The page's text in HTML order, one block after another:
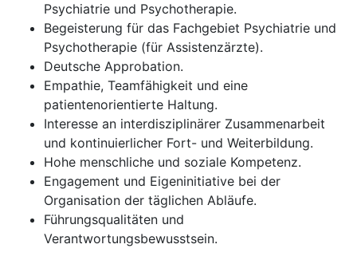
Psychiatrie und Psychotherapie.
Begeisterung für das Fachgebiet Psychiatrie und
Psychotherapie (für Assistenzärzte).
Deutsche Approbation.
Empathie, Teamfähigkeit und eine
patientenorientierte Haltung.
Interesse an interdisziplinärer Zusammenarbeit
und kontinuierlicher Fort- und Weiterbildung.
Hohe menschliche und soziale Kompetenz.
Engagement und Eigeninitiative bei der
Organisation der täglichen Abläufe.
Führungsqualitäten und
Verantwortungsbewusstsein.